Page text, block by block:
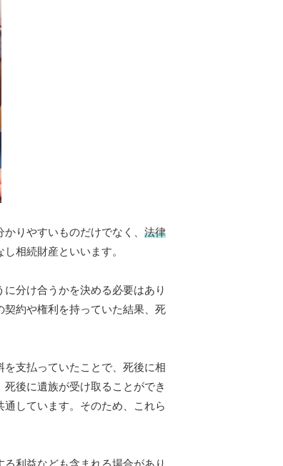
りやすいものだけでなく、 法律
相続財産といいます。
分け合うかを決める必要はあり
契約や権利を持っていた結果、死
支払っていたことで、死後に相
後に遺族が受け取ることができ
通しています。そのため、これら
利益なども含まれる場合があり